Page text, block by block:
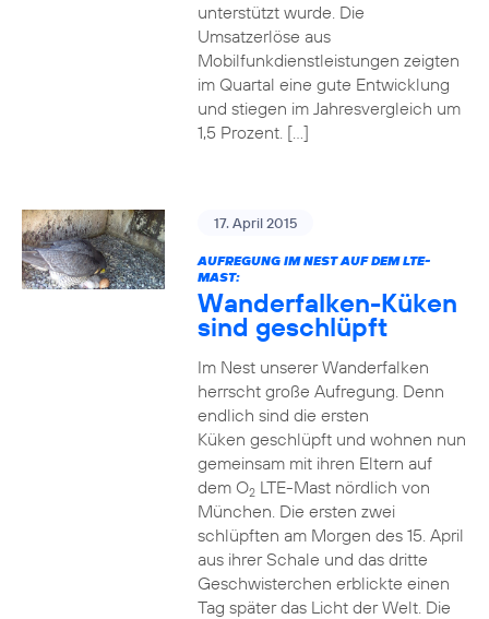
unterstützt wurde. Die
Umsatzerlöse aus
Mobilfunkdienstleistungen zeigten
im Quartal eine gute Entwicklung
und stiegen im Jahresvergleich um
1,5 Prozent. […]
17. April 2015
AUFREGUNG IM NEST AUF DEM LTE-
MAST:
Wanderfalken-Küken
sind geschlüpft
Im Nest unserer Wanderfalken
herrscht große Aufregung. Denn
endlich sind die ersten
Küken geschlüpft und wohnen nun
gemeinsam mit ihren Eltern auf
dem O2LTE-Mast nördlich von
München. Die ersten zwei
schlüpften am Morgen des 15. April
aus ihrer Schale und das dritte
Geschwisterchen erblickte einen
Tag später das Licht der Welt. Die